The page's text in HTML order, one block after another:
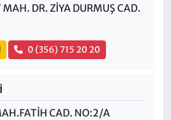
DR. ZİYA DURMUŞ CAD.
0 (356) 715 20 20
CAD. NO:2/A